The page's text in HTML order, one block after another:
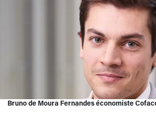
Bruno de Moura Fernandes économiste